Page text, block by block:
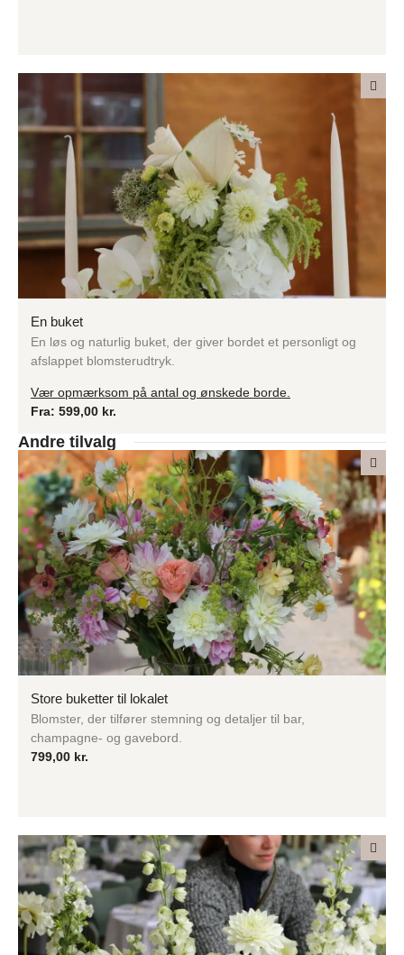
En buket
En løs og naturlig buket, der giver bordet et personligt og
afslappet blomsterudtryk.
Vær opmærksom på antal og ønskede borde.
Fra: 599,00 kr.
Andre tilvalg
Store buketter til lokalet
Blomster, der tilfører stemning og detaljer til bar,
champagne- og gavebord.
799,00 kr.